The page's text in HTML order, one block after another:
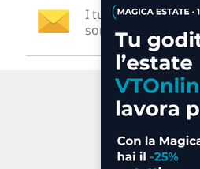
I tuoi
sono preziosi e